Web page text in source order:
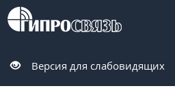
Версия для слабовидящих